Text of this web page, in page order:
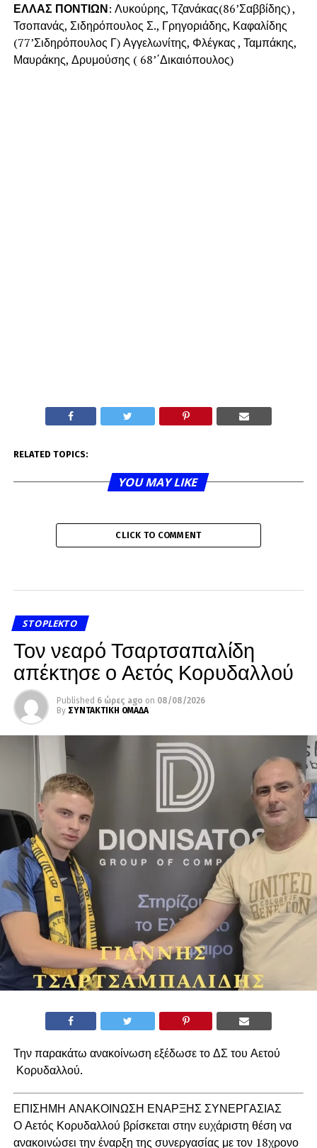
ΕΛΛΑΣ ΠΟΝΤΙΩΝ: Λυκούρης, Τζανάκας(86’Σαββίδης) ,
Τσοπανάς, Σιδηρόπουλος Σ., Γρηγοριάδης, Καφαλίδης
(77’Σιδηρόπουλος Γ) Αγγελωνίτης, Φλέγκας , Ταμπάκης,
Μαυράκης, Δρυμούσης ( 68’΄Δικαιόπουλος)
RELATED TOPICS:
YOU MAY LIKE
CLICK TO COMMENT
STOPLEKTO
Τον νεαρό Τσαρτσαπαλίδη
απέκτησε ο Αετός Κορυδαλλού
Published 6 ώρες ago on 08/08/2026
By ΣΥΝΤΑΚΤΙΚΗ ΟΜΑΔΑ
Την παρακάτω ανακοίνωση εξέδωσε το ΔΣ του Αετού
Κορυδαλλού.
ΕΠΙΣΗΜΗ ΑΝΑΚΟΙΝΩΣΗ ΕΝΑΡΞΗΣ ΣΥΝΕΡΓΑΣΙΑΣ
Ο Αετός Κορυδαλλού βρίσκεται στην ευχάριστη θέση να
ανακοινώσει την έναρξη της συνεργασίας με τον 18χρονο